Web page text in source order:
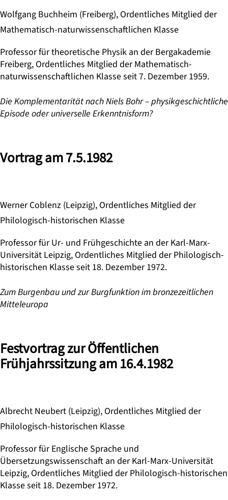
Wolfgang Buchheim (Freiberg), Ordentliches Mitglied der
Mathematisch-naturwissenschaftlichen Klasse
Professor für theoretische Physik an der Bergakademie
Freiberg, Ordentliches Mitglied der Mathematisch-
naturwissenschaftlichen Klasse seit 7. Dezember 1959.
Die Komplementarität nach Niels Bohr – physikgeschichtliche
Episode oder universelle Erkenntnisform?
Vortrag am 7.5.1982
Werner Coblenz (Leipzig), Ordentliches Mitglied der
Philologisch-historischen Klasse
Professor für Ur- und Frühgeschichte an der Karl-Marx-
Universität Leipzig, Ordentliches Mitglied der Philologisch-
historischen Klasse seit 18. Dezember 1972.
Zum Burgenbau und zur Burgfunktion im bronzezeitlichen
Mitteleuropa
Festvortrag zur Öffentlichen
Frühjahrssitzung am 16.4.1982
Albrecht Neubert (Leipzig), Ordentliches Mitglied der
Philologisch-historischen Klasse
Professor für Englische Sprache und
Übersetzungswissenschaft an der Karl-Marx-Universität
Leipzig, Ordentliches Mitglied der Philologisch-historischen
Klasse seit 18. Dezember 1972.